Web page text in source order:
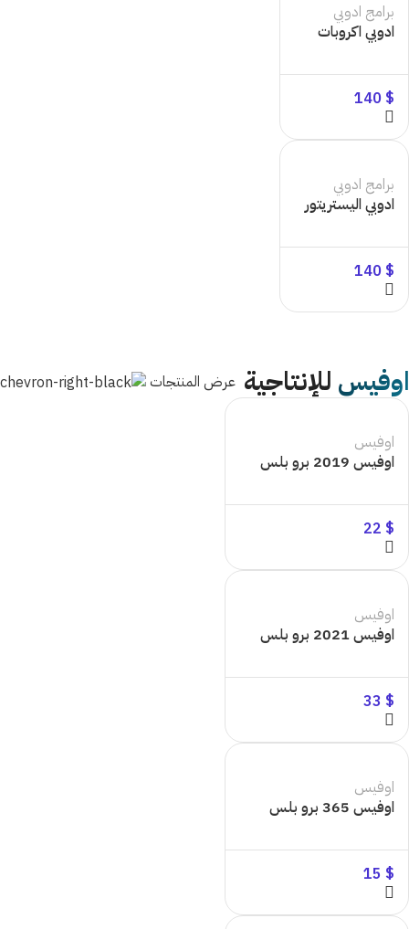
برامج ادوبي
ادوبي اكروبات
140 $
برامج ادوبي
ادوبي اليستريتور
140 $
اوفيس للإنتاجية عرض المنتجات
اوفيس
اوفيس 2019 برو بلس
22 $
اوفيس
اوفيس 2021 برو بلس
33 $
اوفيس
اوفيس 365 برو بلس
15 $